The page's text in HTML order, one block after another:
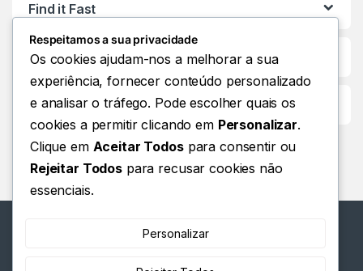
Find it Fast
Customer Care
Respeitamos a sua privacidade
Os cookies ajudam-nos a melhorar a sua
experiência, fornecer conteúdo personalizado
e analisar o tráfego. Pode escolher quais os
cookies a permitir clicando em Personalizar.
Clique em Aceitar Todospara consentir ou
Rejeitar Todos para recusar cookies não
essenciais.
Personalizar